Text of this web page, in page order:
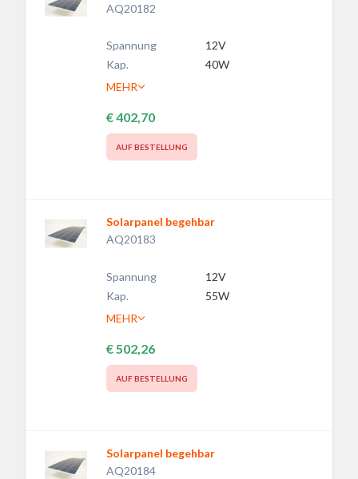
AQ20182
Spannung
12V
Kap.
40W
MEHR
€ 402,70
AUF BESTELLUNG
Solarpanel begehbar
AQ20183
Spannung
12V
Kap.
55W
MEHR
€ 502,26
AUF BESTELLUNG
Solarpanel begehbar
AQ20184